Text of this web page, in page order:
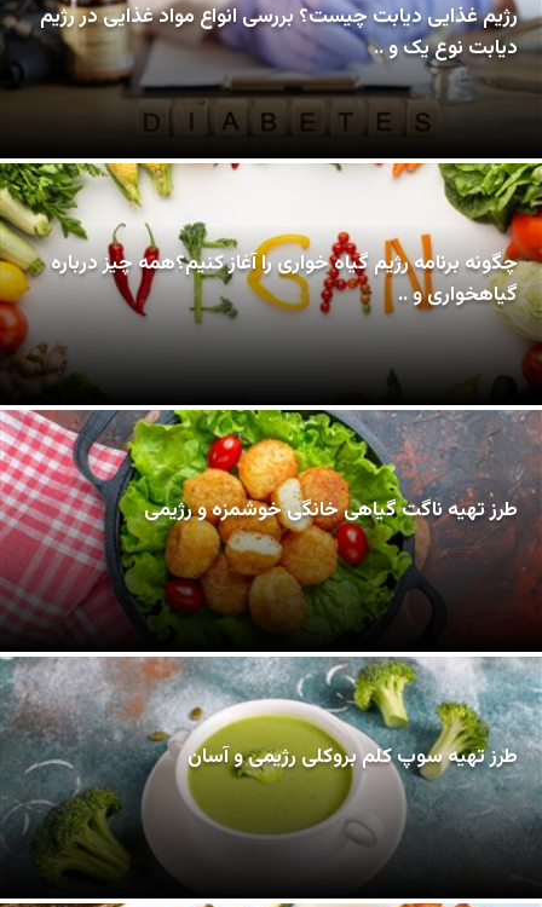
رژیم غذایی دیابت چیست؟ بررسی انواع مواد غذایی در رژیم
دیابت نوع یک و ..
چگونه برنامه رژیم گیاه خواری را آغاز کنیم؟همه چیز درباره
گیاهخواری و ..
طرز تهیه ناگت گیاهی خانگی خوشمزه و رژیمی
طرز تهیه سوپ کلم بروکلی رژیمی و آسان